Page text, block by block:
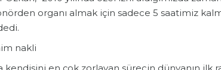
organı almak için sadece 5 saatimiz
nakli
kendisini en çok zorlayan sürecin dünyanın ilk